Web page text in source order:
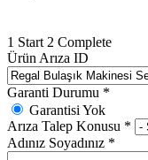
1 Start 2 Complete
Ürün Arıza ID
Garanti Durumu *
Garantisi Yok
Arıza Talep Konusu *
Adınız Soyadınız *